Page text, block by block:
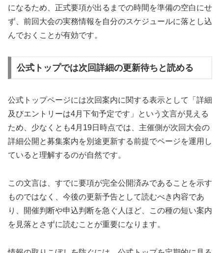
になるため、正式要項が出るまでの時間を準備の空白にせ
ず、前回大会の実務情報を自分のスケジュールに落とし込
んでおくことが有効です。
公式トップでは次回詳細の更新待ちと読める
公式トップページには次回案内に関する表示として「詳細
及びエントリーは4月下旬予定です」という文言が見える
ため、少なくとも4月19日時点では、主催側が次回大会の
詳細公開と募集案内を別途更新する前提でページを運用し
ていると理解するのが自然です。
この文言は、すでに要項が完全公開済みであることを示す
ものではなく、今後の更新予告として読むべき内容であ
り、開催判断や申込判断を急ぐ人ほど、この種の短い案内
を見落とさずに読むことが重要になります。